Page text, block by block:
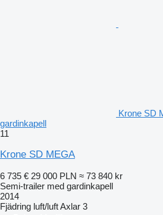
Krone SD
gardinkapell
11
Krone SD MEGA
6 735 € 29 000 PLN ≈ 73 840 kr
Semi-trailer med gardinkapell
2014
Fjädring luft/luftAxlar 3